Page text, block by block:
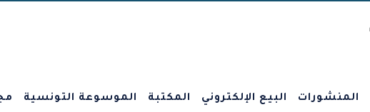
المنشورات البيع الإلكتروني المكتبة الموسوعة التونسية